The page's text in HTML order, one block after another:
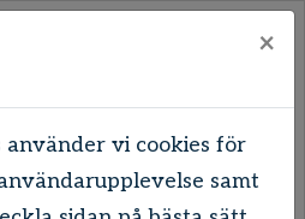
Uddevalla
×
använder vi cookies för
samt